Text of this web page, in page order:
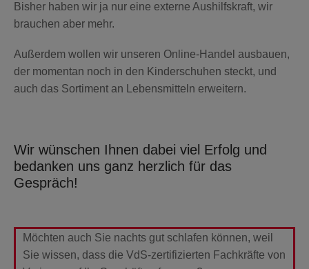
Bisher haben wir ja nur eine externe Aushilfskraft, wir
brauchen aber mehr.
Außerdem wollen wir unseren Online-Handel ausbauen,
der momentan noch in den Kinderschuhen steckt, und
auch das Sortiment an Lebensmitteln erweitern.
Wir wünschen Ihnen dabei viel Erfolg und
bedanken uns ganz herzlich für das
Gespräch!
Möchten auch Sie nachts gut schlafen können, weil
Sie wissen, dass die VdS-zertifizierten Fachkräfte von